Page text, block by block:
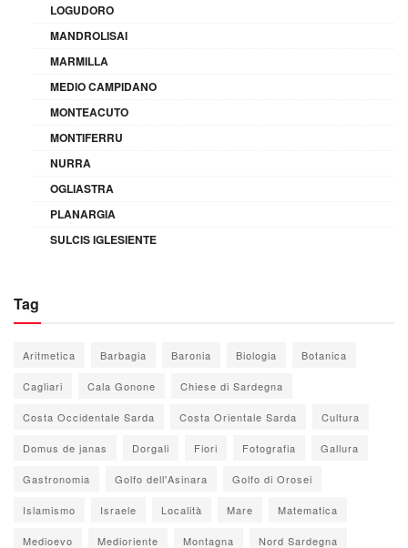
LOGUDORO
MANDROLISAI
MARMILLA
MEDIO CAMPIDANO
MONTEACUTO
MONTIFERRU
NURRA
OGLIASTRA
PLANARGIA
SULCIS IGLESIENTE
Tag
Aritmetica Barbagia Baronia Biologia Botanica
Cagliari Cala Gonone Chiese di Sardegna
Costa Occidentale Sarda Costa Orientale Sarda Cultura
Domus de janas Dorgali Fiori Fotografia Gallura
Gastronomia Golfo dell'Asinara Golfo di Orosei
Islamismo Israele Località Mare Matematica
Medioevo Medioriente Montagna Nord Sardegna